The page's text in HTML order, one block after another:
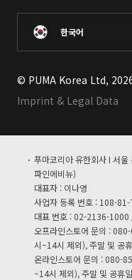
한국어
© PUMA Korea Ltd,
Imprint & Legal Data
푸마코리아 유한회사 I 서
파인에비뉴)
대표자 : 이나영
사업자 등록 번호 : 108-
대표 번호 : 02-2136-1000
오프라인스토어 문의 :
시~14시 제외), 주말 및 공
온라인스토어 문의 : 080-
~14시 제외), 주말 및 공휴